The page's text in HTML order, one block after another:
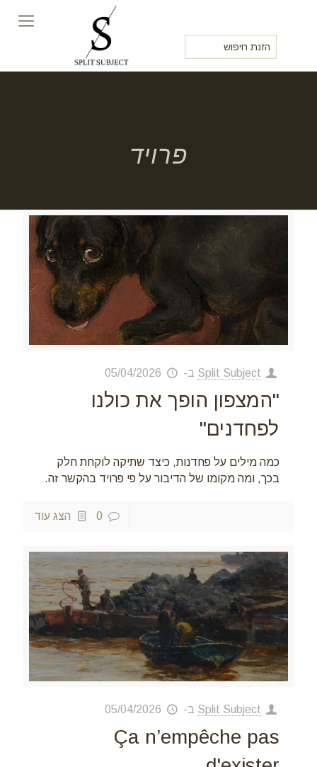
פרויד
Split Subject ב- 05/04/2026
"המצפון הופך את כולנו
לפחדנים"
כמה מילים על פחדנות, כיצד שתיקה לוקחת חלק
בכך, ומה מקומו של הדיבור על פי פרויד בהקשר זה.
0 הצג עוד
Split Subject ב- 05/04/2026
Ça n’empêche pas